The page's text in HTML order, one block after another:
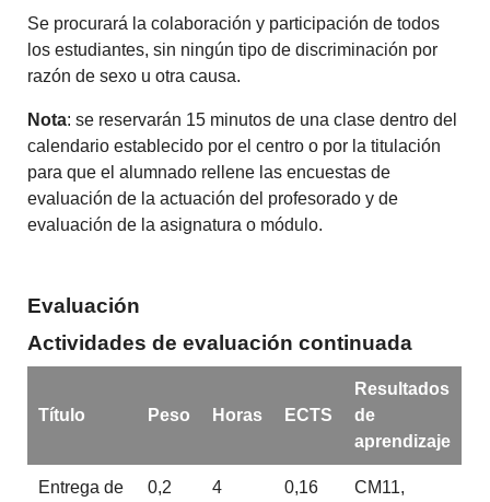
Se procurará la colaboración y participación de todos
los estudiantes, sin ningún tipo de discriminación por
razón de sexo u otra causa.
Nota: se reservarán 15 minutos de una clase dentro del
calendario establecido por el centro o por la titulación
para que el alumnado rellene las encuestas de
evaluación de la actuación del profesorado y de
evaluación de la asignatura o módulo.
Evaluación
Actividades de evaluación continuada
Título Peso Horas ECTS
Resultados
de
aprendizaje
Entrega de 0,2 4 0,16 CM11,